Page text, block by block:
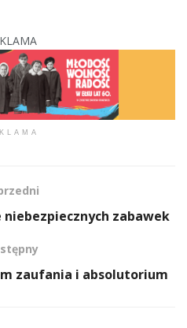
niebezpiecznych zabawek
zaufania i absolutorium